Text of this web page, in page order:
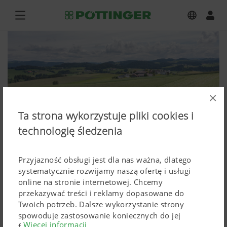
×
Ta strona wykorzystuje pliki cookies i
technologię śledzenia
Przyjazność obsługi jest dla nas ważna, dlatego
systematycznie rozwijamy naszą ofertę i usługi
online na stronie internetowej. Chcemy
przekazywać treści i reklamy dopasowane do
Twoich potrzeb. Dalsze wykorzystanie strony
spowoduje zastosowanie koniecznych do jej
Więcej informacji
NOVACAT H 11200, HIT HT 11100,
NOVACAT F 3100 OC